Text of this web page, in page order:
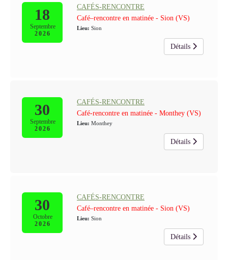
18
Septembre
2026
CAFÉS-RENCONTRE
Café–rencontre en matinée - Sion (VS)
Lieu: Sion
Détails
30
Septembre
2026
CAFÉS-RENCONTRE
Café-rencontre en matinée - Monthey (VS)
Lieu: Monthey
Détails
30
Octobre
2026
CAFÉS-RENCONTRE
Café–rencontre en matinée - Sion (VS)
Lieu: Sion
Détails